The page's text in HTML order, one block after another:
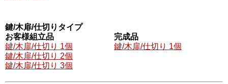
鍵/木扉/仕切りタイプ
お客様組立品
完成品
鍵/木扉/仕切り 1個
鍵/木扉/仕切り 1個
鍵/木扉/仕切り 2個
鍵/木扉/仕切り 3個